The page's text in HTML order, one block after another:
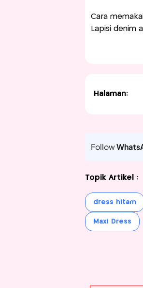
Cara
Lapisi denim
Halaman:
Follow
Topik Artikel :
dress hitam
Maxi Dress